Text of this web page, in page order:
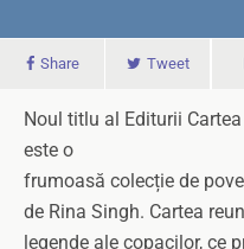
Share Tweet
Noul titlu al Editurii
este o
frumoasă colecție de
de Rina Singh. Cartea
legende ale copacilor, ce